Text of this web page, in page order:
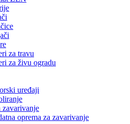
za travu
za živu ogradu
uređaji
zavarivanje
oprema za zavarivanje